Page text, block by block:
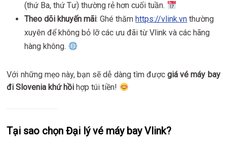
(thứ Ba, thứ Tư) thường rẻ hơn cuối tuần.
Theo dõi khuyến mãi: Ghé thăm https://vlink.vn thường
xuyên để không bỏ lỡ các ưu đãi từ Vlink và các hãng
hàng không.
Với những mẹo này, bạn sẽ dễ dàng tìm đượcgiá vé máy bay
đi Slovenia khứ hồi hợp túi tiền!
Tại sao chọn Đại lý vé máy bay Vlink?